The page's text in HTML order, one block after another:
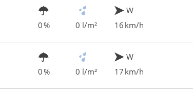
0 % 0 l/m²
W
16 km/h
0 % 0 l/m²
W
17 km/h